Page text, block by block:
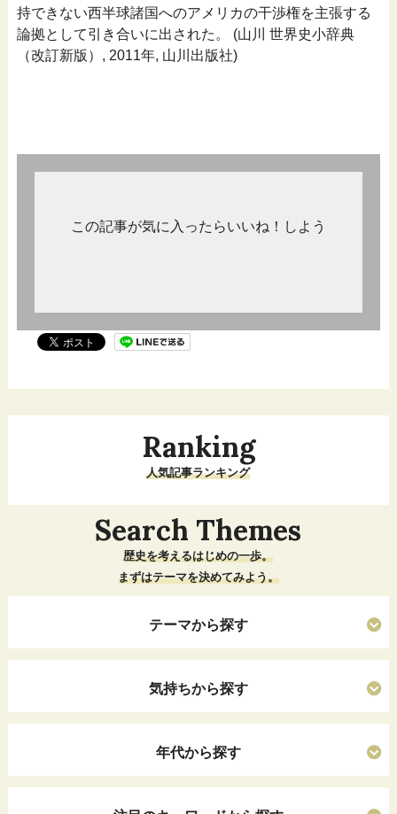
持できない西半球諸国へのアメリカの干渉権を主張する
論拠として引き合いに出された。 (山川 世界史小辞典
（改訂新版）, 2011年, 山川出版社)
この記事が気に入ったらいいね！しよう
Ranking
人気記事ランキング
Search Themes
歴史を考えるはじめの一歩。
まずはテーマを決めてみよう。
テーマから探す
気持ちから探す
年代から探す